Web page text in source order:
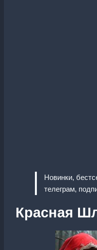
Новинки,
телеграм,
Красная